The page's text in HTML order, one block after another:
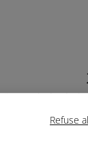
Refuse
을 클릭해 데이
을 확인하고